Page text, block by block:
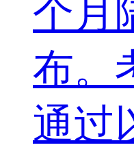
个月
布。
通过